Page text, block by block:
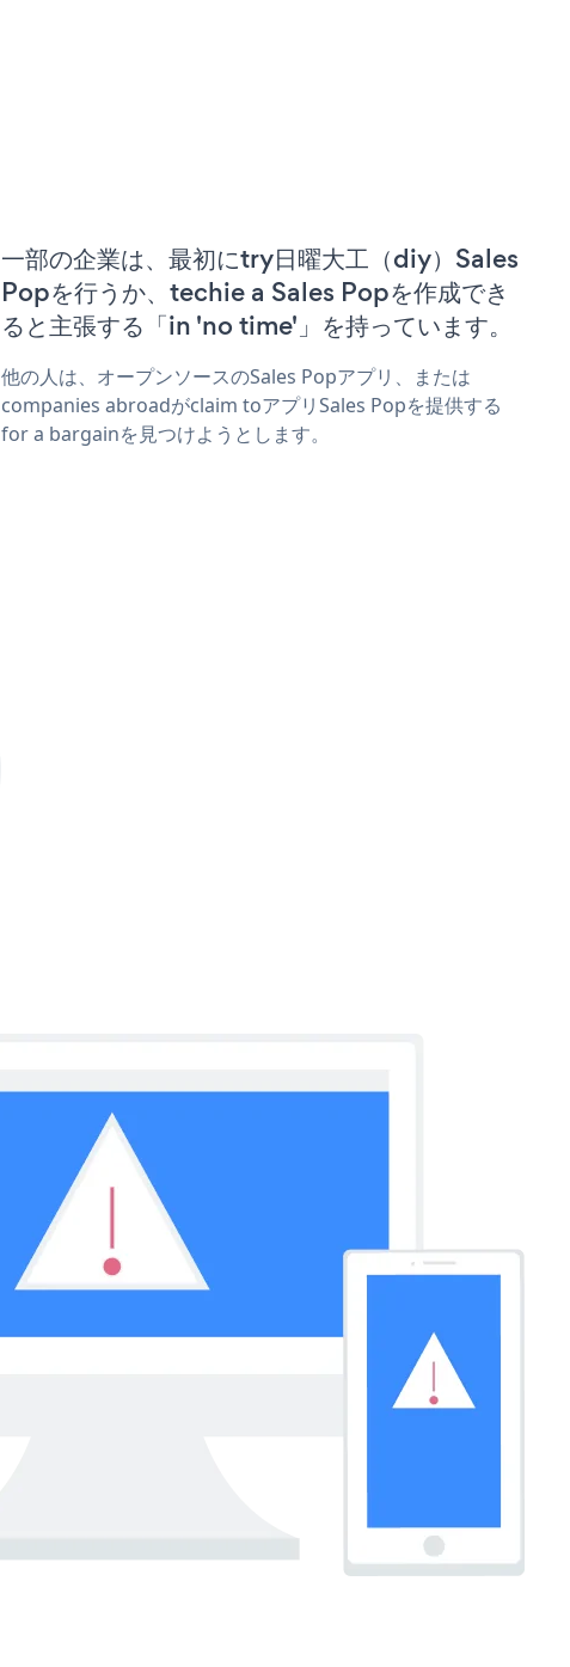
一部の企業は、最初にtry日曜大工（diy）Sales
Popを行うか、techie a Sales Popを作成でき
ると主張する「in 'no time'」を持っています。
他の人は、オープンソースのSales Popアプリ、または
companies abroadがclaim toアプリSales Popを提供する
for a bargainを見つけようとします。